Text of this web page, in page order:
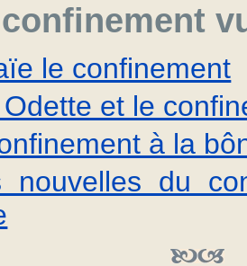
le confinement
Odette et le
à la
nouvelles du